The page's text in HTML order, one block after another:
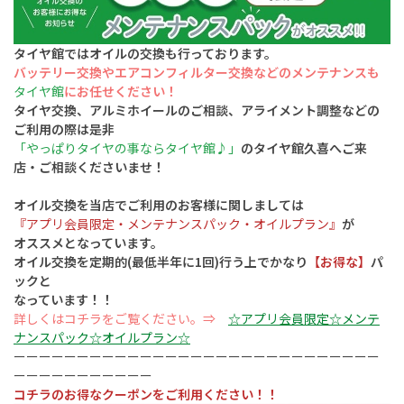
タイヤ館ではオイルの交換も行っております。
バッテリー交換やエアコンフィルター交換などのメンテナンスも
タイヤ館にお任せください！
タイヤ交換、アルミホイールのご相談、アライメント調整などの
ご利用の際は是非
「やっぱりタイヤの事ならタイヤ館♪」 のタイヤ館久喜へご来
店・ご相談くださいませ！
オイル交換を当店でご利用のお客様に関しましては
『アプリ会員限定・メンテナンスパック・オイルプラン』 が
オススメとなっています。
オイル交換を定期的(最低半年に1回)行う上でかなり 【お得な】 パ
ックと
なっています！！
詳しくはコチラをご覧ください。⇒
☆アプリ会員限定☆メンテ
ナンスパック☆オイルプラン☆
ーーーーーーーーーーーーーーーーーーーーーーーーーーーーー
ーーーーーーーーーーー
コチラのお得なクーポンをご利用ください！！